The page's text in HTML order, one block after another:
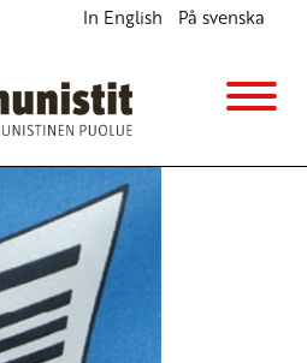
In English På svenska
Torniossa